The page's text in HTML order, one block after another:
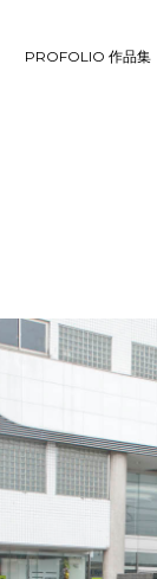
PROFOLIO 作品集